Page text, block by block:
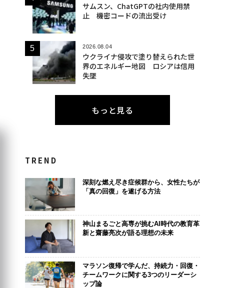
サムスン、ChatGPTの社内使用禁
止 機密コードの流出受け
2026.08.04
ウクライナ侵攻で塗り替えられた世
界のエネルギー地図 ロシアは信用
失墜
もっと見る
TREND
深刻な燃え尽き症候群から、女性たちが
「真の回復」を遂げる方法
神山まるごと高専が挑むAI時代の教育革
新と齋藤亮次が語る理想の未来
マラソン復帰で学んだ、持続力・回復・
チームワークに関する3つのリーダーシ
ップ論